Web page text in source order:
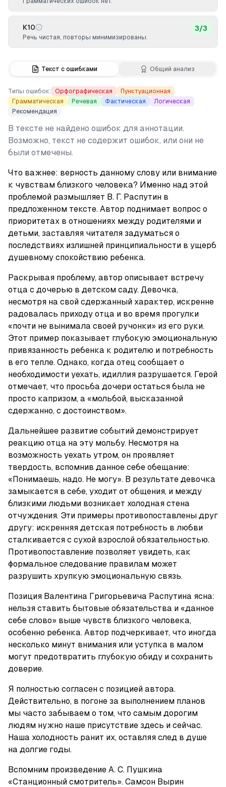
Текст с ошибками Общий анализ
Типы ошибок: Орфографическая
Пунктуационная
Грамматическая
Речевая Фактическая
Логическая
Рекомендация
В тексте не найдено ошибок для аннотации.
Возможно, текст не содержит ошибок, или они не
были отмечены.
Что важнее: верность данному слову или внимание
к чувствам близкого человека? Именно над этой
проблемой размышляет В. Г. Распутин в
предложенном тексте. Автор поднимает вопрос о
приоритетах в отношениях между родителями и
детьми, заставляя читателя задуматься о
последствиях излишней принципиальности в ущерб
душевному спокойствию ребенка.
Раскрывая проблему, автор описывает встречу
отца с дочерью в детском саду. Девочка,
несмотря на свой сдержанный характер, искренне
радовалась приходу отца и во время прогулки
«почти не вынимала своей ручонки» из его руки.
Этот пример показывает глубокую эмоциональную
привязанность ребенка к родителю и потребность
в его тепле. Однако, когда отец сообщает о
необходимости уехать, идиллия разрушается. Герой
отмечает, что просьба дочери остаться была не
просто капризом, а «мольбой, высказанной
сдержанно, с достоинством».
Дальнейшее развитие событий демонстрирует
реакцию отца на эту мольбу. Несмотря на
возможность уехать утром, он проявляет
твердость, вспомнив данное себе обещание:
«Понимаешь, надо. Не могу». В результате девочка
замыкается в себе, уходит от общения, и между
близкими людьми возникает холодная стена
отчуждения. Эти примеры противопоставлены друг
другу: искренняя детская потребность в любви
сталкивается с сухой взрослой обязательностью.
Противопоставление позволяет увидеть, как
формальное следование правилам может
разрушить хрупкую эмоциональную связь.
Позиция Валентина Григорьевича Распутина ясна:
нельзя ставить бытовые обязательства и «данное
себе слово» выше чувств близкого человека,
особенно ребенка. Автор подчеркивает, что иногда
несколько минут внимания или уступка в малом
могут предотвратить глубокую обиду и сохранить
доверие.
Я полностью согласен с позицией автора.
Действительно, в погоне за выполнением планов
мы часто забываем о том, что самым дорогим
людям нужно наше присутствие здесь и сейчас.
Наша холодность ранит их, оставляя след в душе
на долгие годы.
Вспомним произведение А. С. Пушкина
«Станционный смотритель». Самсон Вырин
К10
Речь чистая, повторы минимизированы.
3/3